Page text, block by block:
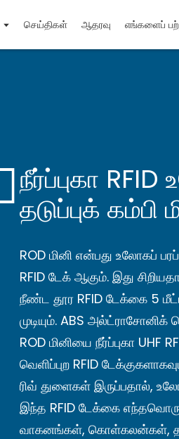
செய்திகள் ஆதரவு எங்களைப்
நீர்ப்புகா
தடுப்புக் கம்பி
ROD மினி என்பது உலோகப்
RFID டேக் ஆகும். இது
நீண்ட தூர RFID டேக்கை 5
முடியும். ABS
ROD மினியை நீர்ப்புகா UHF
வெளிப்புற RFID
ரிவ் துளைகள் இருப்பதால்,
இந்த RFID டேக்கை
வாகனங்கள், கொள்கலன்கள்,